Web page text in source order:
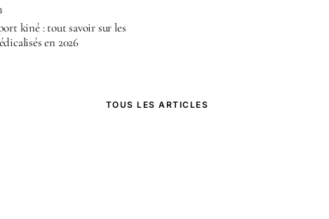
kiné : tout savoir sur les
en 2026
TOUS LES ARTICLES